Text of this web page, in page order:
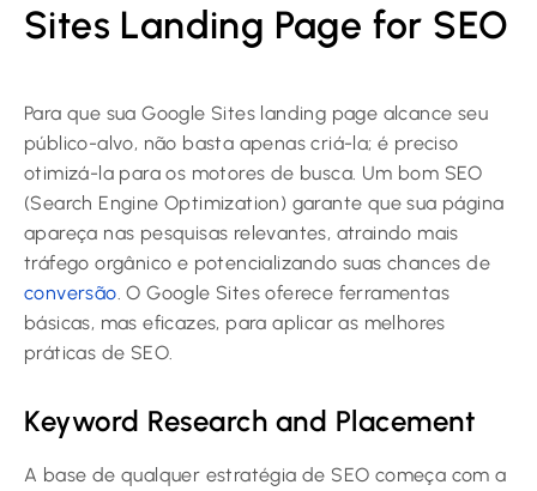
Sites Landing Page for SEO
Para que sua Google Sites landing page alcance seu
público-alvo, não basta apenas criá-la; é preciso
otimizá-la para os motores de busca. Um bom SEO
(Search Engine Optimization) garante que sua página
apareça nas pesquisas relevantes, atraindo mais
tráfego orgânico e potencializando suas chances de
conversão . O Google Sites oferece ferramentas
básicas, mas eficazes, para aplicar as melhores
práticas de SEO.
Keyword Research and Placement
A base de qualquer estratégia de SEO começa com a